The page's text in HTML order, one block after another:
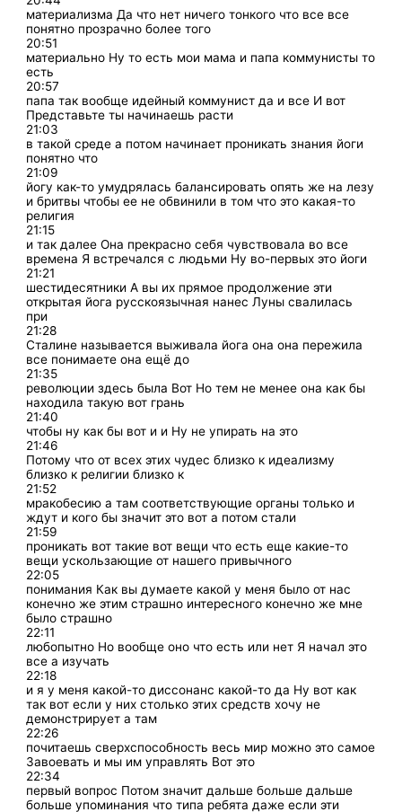
материализма Да что нет ничего тонкого что все все
понятно прозрачно более того
20:51
материально Ну то есть мои мама и папа коммунисты то
есть
20:57
папа так вообще идейный коммунист да и все И вот
Представьте ты начинаешь расти
21:03
в такой среде а потом начинает проникать знания йоги
понятно что
21:09
йогу как-то умудрялась балансировать опять же на лезу
и бритвы чтобы ее не обвинили в том что это какая-то
религия
21:15
и так далее Она прекрасно себя чувствовала во все
времена Я встречался с людьми Ну во-первых это йоги
21:21
шестидесятники А вы их прямое продолжение эти
открытая йога русскоязычная нанес Луны свалилась
при
21:28
Сталине называется выживала йога она она пережила
все понимаете она ещё до
21:35
революции здесь была Вот Но тем не менее она как бы
находила такую вот грань
21:40
чтобы ну как бы вот и и Ну не упирать на это
21:46
Потому что от всех этих чудес близко к идеализму
близко к религии близко к
21:52
мракобесию а там соответствующие органы только и
ждут и кого бы значит это вот а потом стали
21:59
проникать вот такие вот вещи что есть еще какие-то
вещи ускользающие от нашего привычного
22:05
понимания Как вы думаете какой у меня было от нас
конечно же этим страшно интересного конечно же мне
было страшно
22:11
любопытно Но вообще оно что есть или нет Я начал это
все а изучать
22:18
и я у меня какой-то диссонанс какой-то да Ну вот как
так вот если у них столько этих средств хочу не
демонстрирует а там
22:26
почитаешь сверхспособность весь мир можно это самое
Завоевать и мы им управлять Вот это
22:34
первый вопрос Потом значит дальше больше дальше
больше упоминания что типа ребята даже если эти